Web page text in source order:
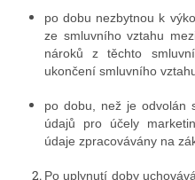
po dobu nezbytnou k
ze smluvního vztahu
nároků z těchto
ukončení smluvního
po dobu, než je odvolán
údajů pro účely
údaje zpracovávány na
Po uplynutí doby